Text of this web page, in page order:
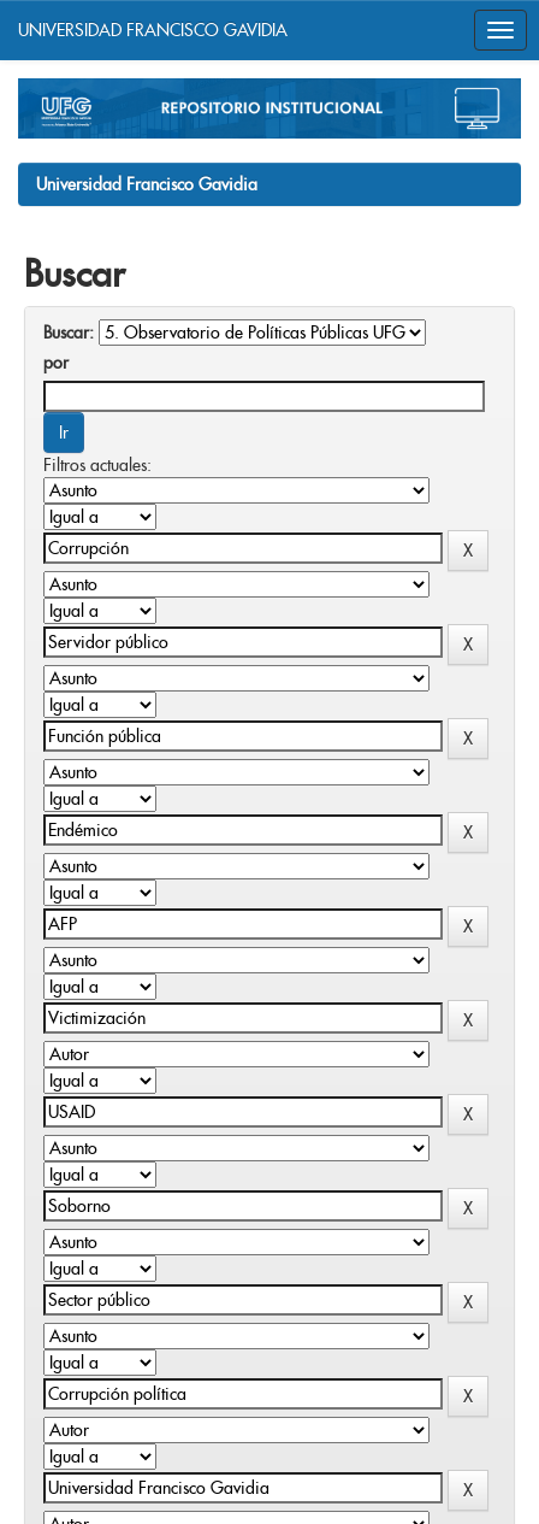
navigation
UNIVERSIDAD FRANCISCO GAVIDIA
Universidad Francisco Gavidia
Buscar
Buscar:
por
Filtros actuales: